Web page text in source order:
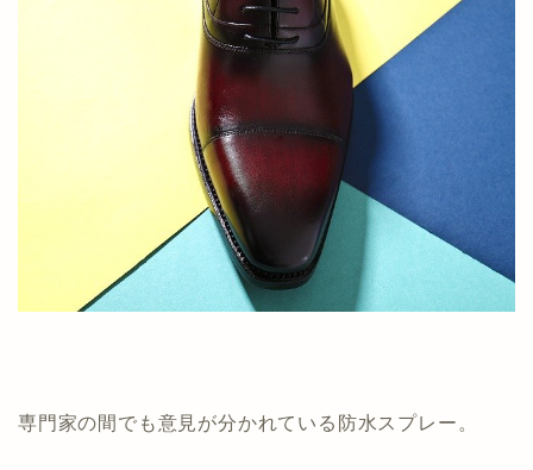
専門家の間でも意見が分かれている防水スプレー。